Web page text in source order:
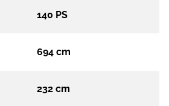
140 PS
694 cm
232 cm